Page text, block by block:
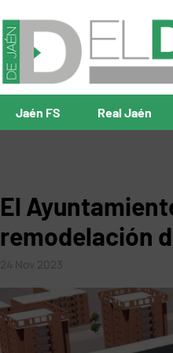
Jaén FS Real Jaén
El
remodelación